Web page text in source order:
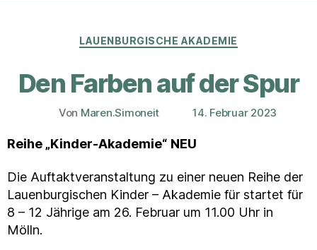
Kategorien
LAUENBURGISCHE AKADEMIE
Den Farben auf der Spur
Beitragsautor
Von Maren.Simoneit Veröffentlichungsdatum
14. Februar 2023
Reihe „Kinder-Akademie“ NEU
Die Auftaktveranstaltung zu einer neuen Reihe der
Lauenburgischen Kinder – Akademie für startet für
8 – 12 Jährige am 26. Februar um 11.00 Uhr in
Mölln.